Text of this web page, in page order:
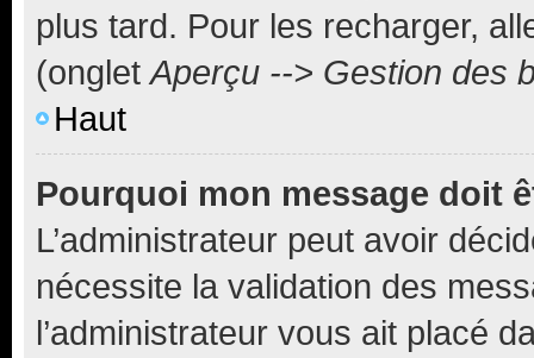
plus tard. Pour les recharger,
(ongletAperçu --> Gestion des
Haut
Pourquoi mon message doit
L’administrateur peut avoir
nécessite la validation des
l’administrateur vous ait placé